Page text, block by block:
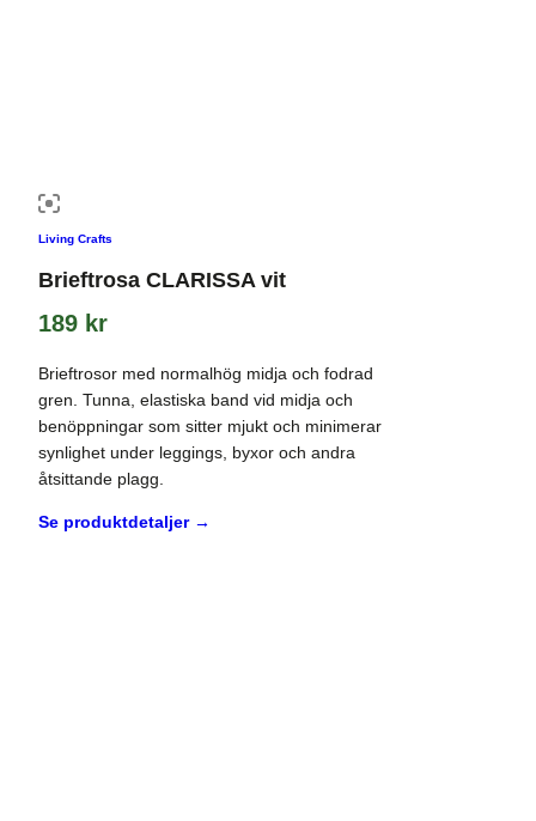
Living Crafts
Brieftrosa CLARISSA vit
189 kr
Brieftrosor med normalhög midja och fodrad
gren. Tunna, elastiska band vid midja och
benöppningar som sitter mjukt och minimerar
synlighet under leggings, byxor och andra
åtsittande plagg.
Se produktdetaljer →